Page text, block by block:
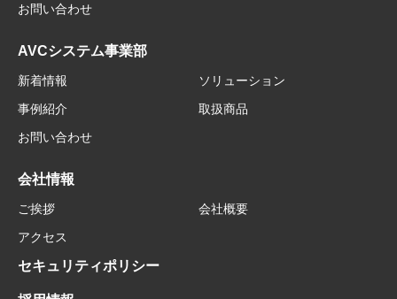
お問い合わせ
AVCシステム事業部
新着情報
ソリューション
事例紹介
取扱商品
お問い合わせ
会社情報
ご挨拶
会社概要
アクセス
セキュリティポリシー